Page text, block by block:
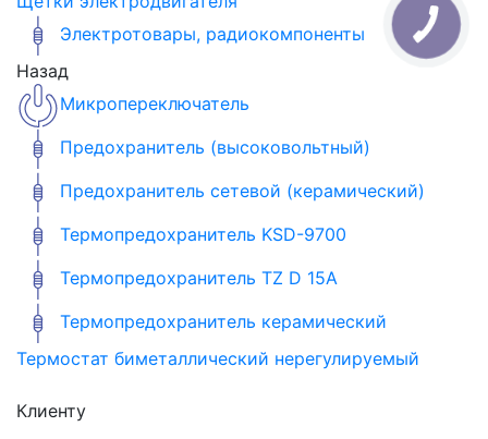
Электротовары, радиокомпоненты
Назад
Микропереключатель
Предохранитель (высоковольтный)
Предохранитель сетевой (керамический)
Термопредохранитель KSD-9700
Термопредохранитель TZ D 15A
Термопредохранитель керамический
Термостат биметаллический нерегулируемый
Клиенту